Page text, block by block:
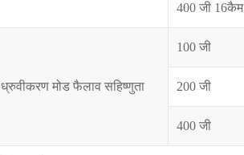
400 जी 16कैम
ध्रुवीकरण मोड फैलाव सहिष्णुता
100 जी
200 जी
400 जी